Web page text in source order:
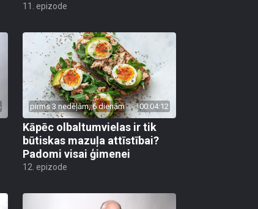
11. epizode
pirms 3 nedēļām, 6 dienām 00:04:12
Kāpēc olbaltumvielas ir tik
būtiskas mazuļa attīstībai?
Padomi visai ģimenei
12. epizode